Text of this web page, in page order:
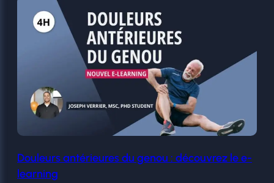
Douleurs antérieures du genou : découvrez le e-
learning